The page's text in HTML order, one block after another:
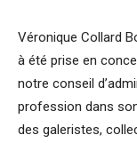
Véronique Collard
à été prise en
notre conseil
profession dans
des galeristes,